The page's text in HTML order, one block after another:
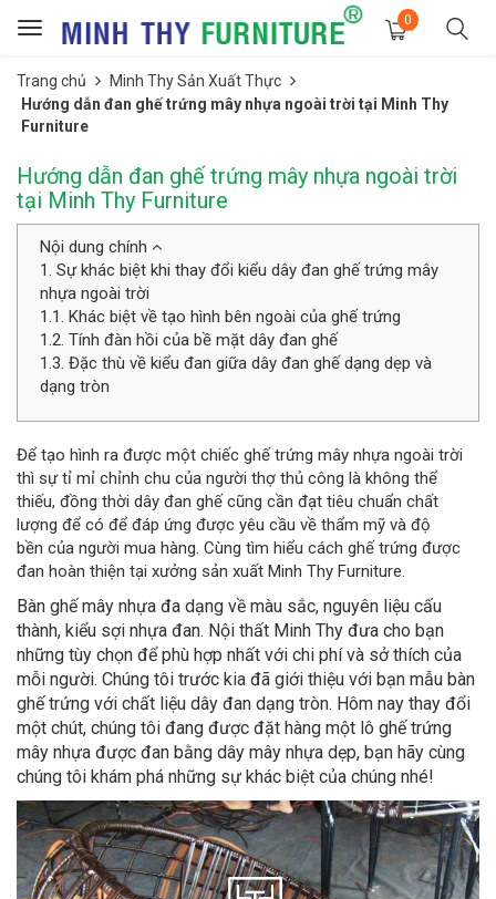
Toggle
0
Trang chủ
Minh Thy Sản Xuất Thực
Hướng dẫn đan ghế trứng mây nhựa ngoài trời tại Minh Thy
Furniture
Hướng dẫn đan ghế trứng mây nhựa ngoài trời
tại Minh Thy Furniture
Nội dung chính
1. Sự khác biệt khi thay đổi kiểu dây đan ghế trứng mây
nhựa ngoài trời
1.1. Khác biệt về tạo hình bên ngoài của ghế trứng
1.2. Tính đàn hồi của bề mặt dây đan ghế
1.3. Đặc thù về kiểu đan giữa dây đan ghế dạng dẹp và
dạng tròn
Để tạo hình ra được một chiếc ghế trứng mây nhựa ngoài trời
thì sự tỉ mỉ chỉnh chu của người thợ thủ công là không thể
thiếu, đồng thời dây đan ghế cũng cần đạt tiêu chuẩn chất
lượng để có để đáp ứng được yêu cầu về thẩm mỹ và độ
bền của người mua hàng. Cùng tìm hiểu cách ghế trứng được
đan hoàn thiện tại xưởng sản xuất Minh Thy Furniture.
Bàn ghế mây nhựa đa dạng về màu sắc, nguyên liệu cấu
thành, kiểu sợi nhựa đan. Nội thất Minh Thy đưa cho bạn
những tùy chọn để phù hợp nhất với chi phí và sở thích của
mỗi người. Chúng tôi trước kia đã giới thiệu với bạn mẫu bàn
ghế trứng với chất liệu dây đan dạng tròn. Hôm nay thay đổi
một chút, chúng tôi đang được đặt hàng một lô ghế trứng
mây nhựa được đan bằng dây mây nhựa dẹp, bạn hãy cùng
chúng tôi khám phá những sự khác biệt của chúng nhé!